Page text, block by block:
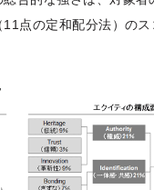
点の定和配分法）の